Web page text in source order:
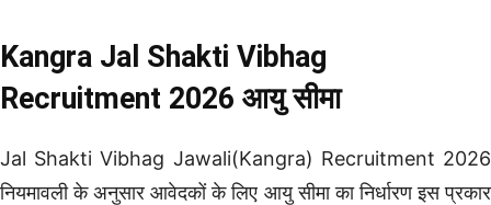
Kangra Jal Shakti Vibhag
Recruitment 2026 आयु सीमा
Jal Shakti Vibhag Jawali(Kangra) Recruitment 2026
नियमावली के अनुसार आवेदकों के लिए आयु सीमा का निर्धारण इस प्रकार